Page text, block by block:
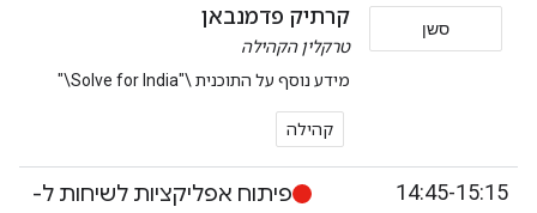
סשן קרתיק פדמנבאן
טרקלין הקהילה
מידע נוסף על התוכנית \"Solve for India\"
קהילה
14:45-15:15
פיתוח אפליקציות לשיחות ל-